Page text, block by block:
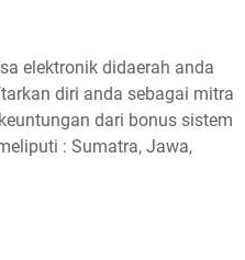
elektronik didaerah anda
diri anda sebagai mitra
dari bonus sistem
: Sumatra, Jawa,